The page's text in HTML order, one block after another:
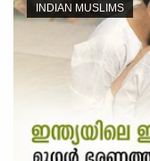
INDIAN MUSLIMS